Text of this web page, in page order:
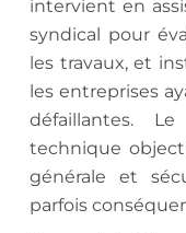
intervient en
syndical pour
les travaux, et
les entreprises
défaillantes.
technique
générale et
parfois